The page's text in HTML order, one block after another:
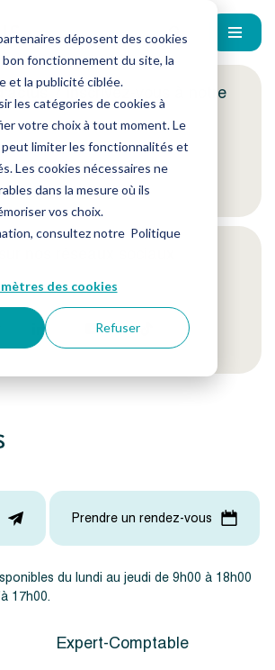
déposent des cookies
fonctionnement du site, la
et la publicité ciblée.
les catégories de cookies à
votre choix à tout moment. Le
limiter les fonctionnalités et
Les cookies nécessaires ne
dans la mesure où ils
vos choix.
consultez notre Politique
des cookies
Refuser
? Inscrivez-vous à notre
nos réseaux sociaux
du lundi au jeudi de 9h00 à 18h00
17h00.
Prendre un rendez-vous
Expert-Comptable